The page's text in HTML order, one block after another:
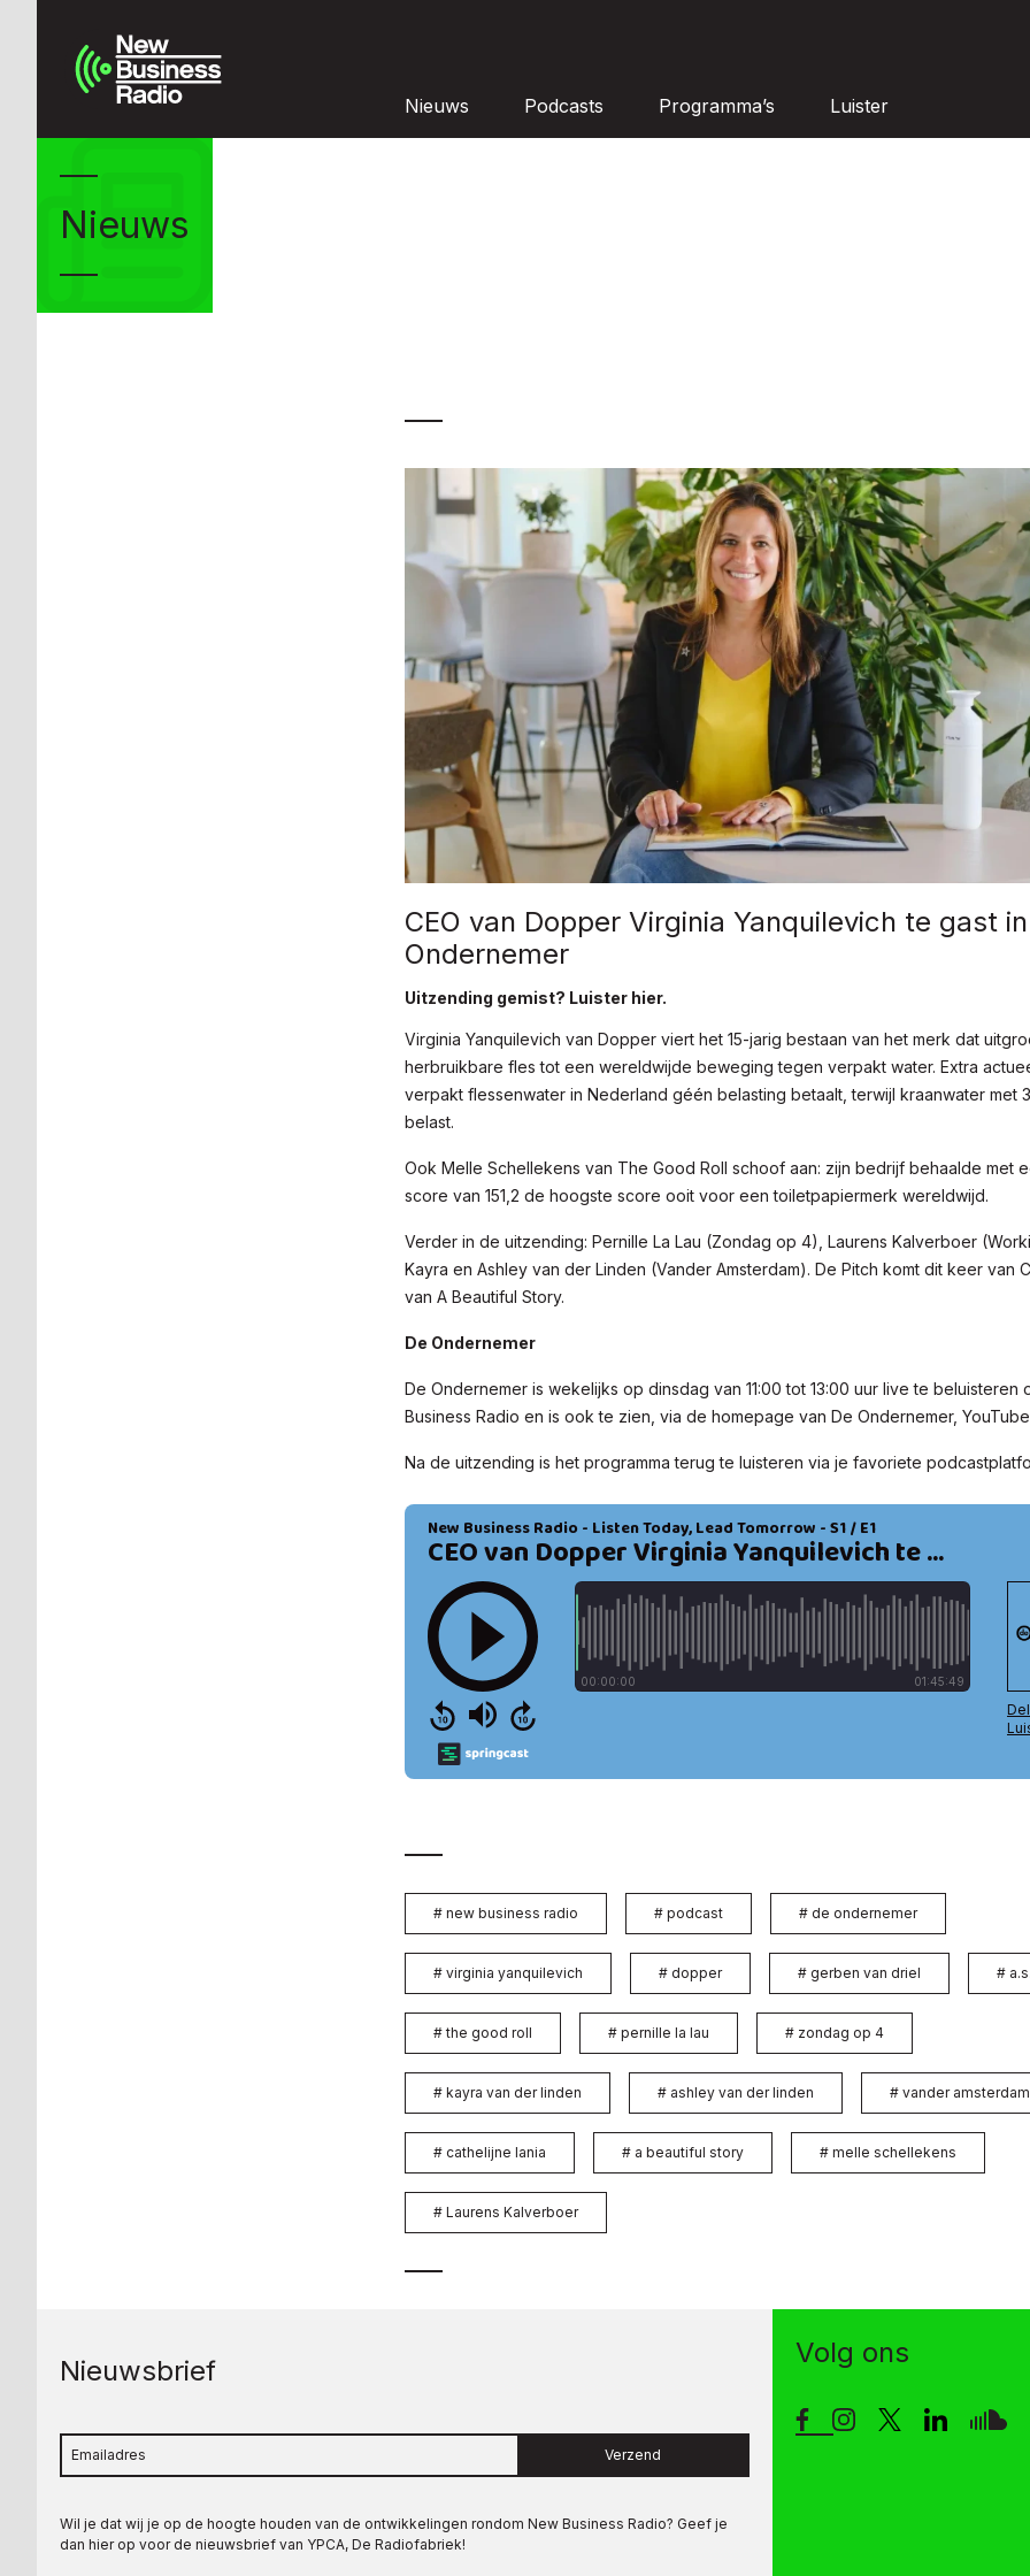
Nieuws Podcasts Programma’s Luister
Nieuws
CEO van Dopper Virginia Yanquilevich te gast
Ondernemer
Uitzending gemist? Luister hier.
Virginia Yanquilevich van Dopper viert het 15-jarig bestaan van het merk dat
herbruikbare fles tot een wereldwijde beweging tegen verpakt water. Extra
verpakt flessenwater in Nederland géén belasting betaalt, terwijl kraanwater met
belast.
Ook Melle Schellekens van The Good Roll schoof aan: zijn bedrijf behaalde met
score van 151,2 de hoogste score ooit voor een toiletpapiermerk wereldwijd.
Verder in de uitzending: Pernille La Lau (Zondag op 4), Laurens Kalverboer
Kayra en Ashley van der Linden (Vander Amsterdam). De Pitch komt dit keer van
van A Beautiful Story.
De Ondernemer
De Ondernemer is wekelijks op dinsdag van 11:00 tot 13:00 uur live te beluisteren
Business Radio en is ook te zien, via de homepage van De Ondernemer,
Na de uitzending is het programma terug te luisteren via je favoriete
# new business radio # podcast # de ondernemer
# virginia yanquilevich # dopper # gerben van driel #
#the good roll # pernille la lau # zondag op 4
# kayra van der linden # ashley van der linden # vander amsterdam
# cathelijne lania # a beautiful story # melle schellekens
# Laurens Kalverboer
Nieuwsbrief
Verzend
Wil je dat wij je op de hoogte houden van de ontwikkelingen rondom New Business Radio? Geef je
dan hier op voor de nieuwsbrief van YPCA, De Radiofabriek!
Volg ons